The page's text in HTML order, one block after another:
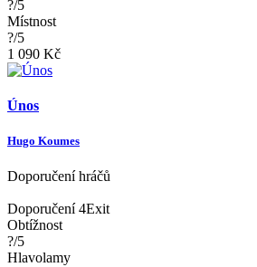
?/5
Místnost
?/5
1 090 Kč
Únos
Hugo Koumes
Doporučení hráčů
Doporučení 4Exit
Obtížnost
?/5
Hlavolamy